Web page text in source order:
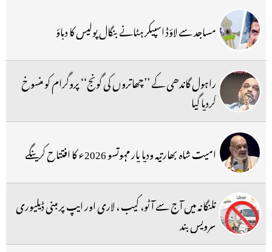
مساجد سے لاؤڈ اسپیکر ہٹانے بنگال پولیس کا دباؤ
راہول گاندھی کے ’’چھاتروں کی گونج‘‘ پروگرام کو منسوخ
کردیا گیا
امیت شاہ بھارتیہ ودیا پار مہوتسو 2026ء کا افتتاح کرینگے
تلنگانہ میں آج سے آٹو، کیب ، لاری اور ایپ پر مبنی ڈیلیوری
سرویس بند